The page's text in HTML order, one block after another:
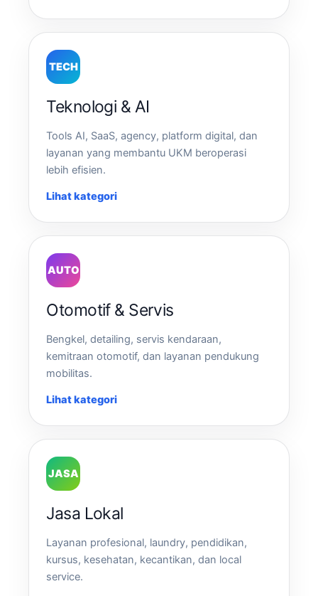
TECH
Teknologi & AI
Tools AI, SaaS, agency, platform digital, dan
layanan yang membantu UKM beroperasi
lebih efisien.
Lihat kategori
AUTO
Otomotif & Servis
Bengkel, detailing, servis kendaraan,
kemitraan otomotif, dan layanan pendukung
mobilitas.
Lihat kategori
JASA
Jasa Lokal
Layanan profesional, laundry, pendidikan,
kursus, kesehatan, kecantikan, dan local
service.